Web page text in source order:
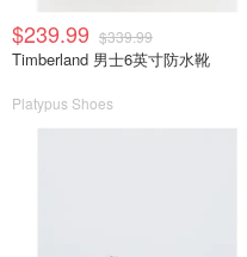
$239.99 $339.99
Timberland 男士6英寸防水靴
Platypus Shoes